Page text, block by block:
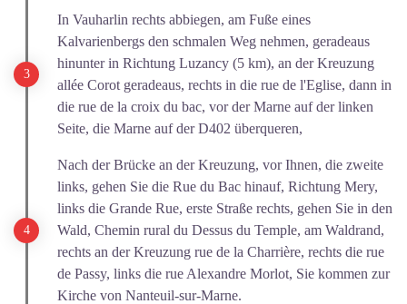
In Vauharlin rechts abbiegen, am Fuße eines
Kalvarienbergs den schmalen Weg nehmen, geradeaus
hinunter in Richtung Luzancy (5 km), an der Kreuzung
allée Corot geradeaus, rechts in die rue de l'Eglise, dann in
die rue de la croix du bac, vor der Marne auf der linken
Seite, die Marne auf der D402 überqueren,
Nach der Brücke an der Kreuzung, vor Ihnen, die zweite
links, gehen Sie die Rue du Bac hinauf, Richtung Mery,
links die Grande Rue, erste Straße rechts, gehen Sie in den
Wald, Chemin rural du Dessus du Temple, am Waldrand,
rechts an der Kreuzung rue de la Charrière, rechts die rue
de Passy, links die rue Alexandre Morlot, Sie kommen zur
Kirche von Nanteuil-sur-Marne.